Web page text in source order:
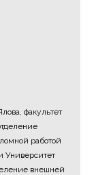
факультет
работой
Университет
внешней